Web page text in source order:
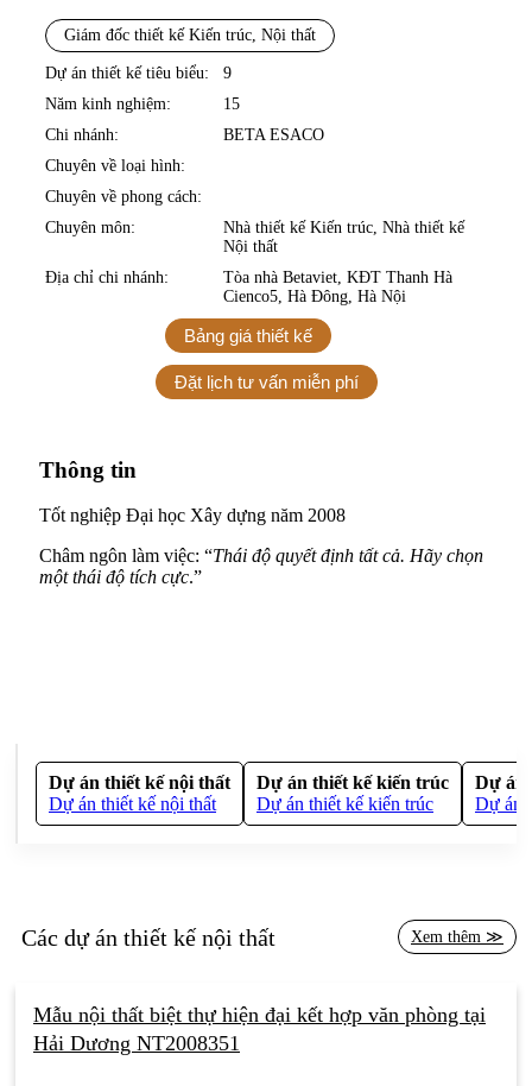
T
K
T
N
T
N
T
Giám đốc thiết kế Kiến trúc, Nội thất
Dự án thiết kế tiêu biểu:
9
Năm kinh nghiệm:
15
Chi nhánh:
BETA ESACO
Chuyên về loại hình:
Chuyên về phong cách:
Chuyên môn:
Nhà thiết kế Kiến trúc, Nhà thiết kế
Nội thất
Địa chỉ chi nhánh:
Tòa nhà Betaviet, KĐT Thanh Hà
Cienco5, Hà Đông, Hà Nội
Bảng giá thiết kế
Đặt lịch tư vấn miễn phí
Thông tin
Tốt nghiệp Đại học Xây dựng năm 2008
Châm ngôn làm việc: “Thái độ quyết định tất cả. Hãy chọn
một thái độ tích cực.”
Dự án thiết kế nội thất
Dự án thiết kế nội thất
Dự án thiết kế kiến trúc
Dự án thiết kế kiến trúc
Dự án
Dự án
Các dự án thiết kế nội thất Xem thêm ≫
Mẫu nội thất biệt thự hiện đại kết hợp văn phòng tại
Hải Dương NT2008351